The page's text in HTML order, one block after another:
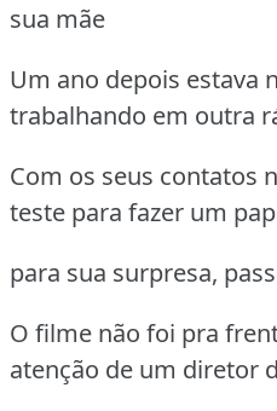
sua mãe
Um ano depois estava
trabalhando em outra
Com os seus contatos
teste para fazer um
para sua surpresa,
O filme não foi pra
atenção de um diretor